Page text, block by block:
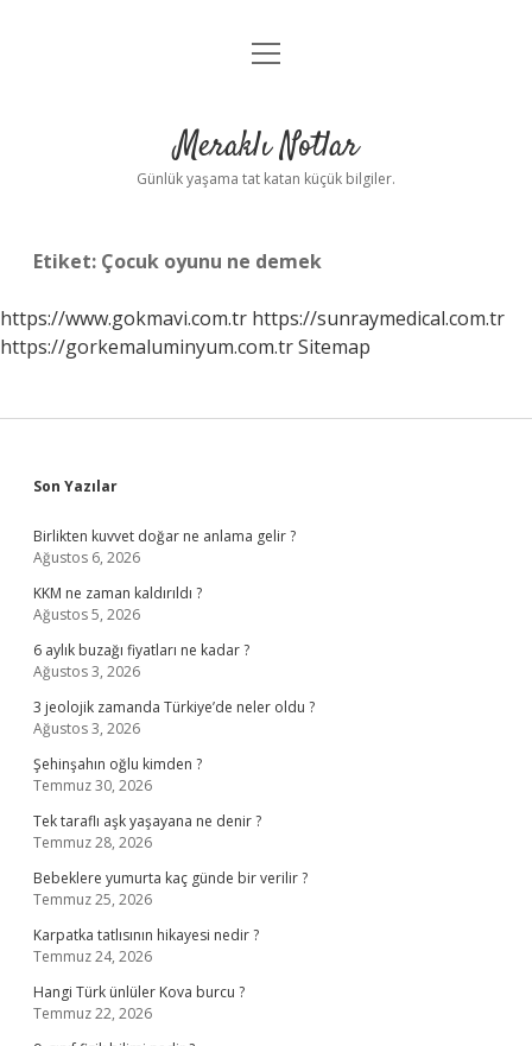
Anasayfa
Yasal Uyarı
menüyü
Meraklı Notlar
Günlük yaşama tat katan küçük bilgiler.
Etiket: Çocuk oyunu ne demek
https://www.gokmavi.com.tr https://sunraymedical.com.tr
https://gorkemaluminyum.com.trSitemap
Sidebar
Son Yazılar
Birlikten kuvvet doğar ne anlama gelir ?
Ağustos 6, 2026
KKM ne zaman kaldırıldı ?
Ağustos 5, 2026
6 aylık buzağı fiyatları ne kadar ?
Ağustos 3, 2026
3 jeolojik zamanda Türkiye’de neler oldu ?
Ağustos 3, 2026
Şehinşahın oğlu kimden ?
Temmuz 30, 2026
Tek taraflı aşk yaşayana ne denir ?
Temmuz 28, 2026
Bebeklere yumurta kaç günde bir verilir ?
Temmuz 25, 2026
Karpatka tatlısının hikayesi nedir ?
Temmuz 24, 2026
Hangi Türk ünlüler Kova burcu ?
Temmuz 22, 2026